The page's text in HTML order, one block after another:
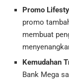
Promo
promo
membuat
Kemudahan
Bank Mega